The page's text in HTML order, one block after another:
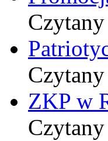
ZKP w